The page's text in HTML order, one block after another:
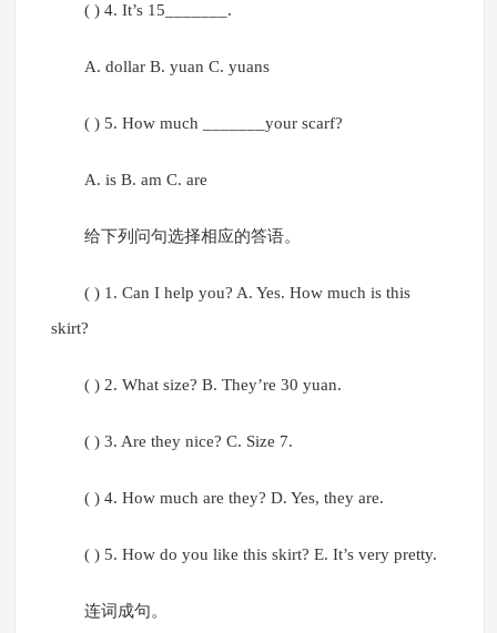
( ) 4. It’s 15_______.
A. dollar B. yuan C. yuans
( ) 5. How much _______your scarf?
A. is B. am C. are
给下列问句选择相应的答语。
( ) 1. Can I help you? A. Yes. How much is this
skirt?
( ) 2. What size? B. They’re 30 yuan.
( ) 3. Are they nice? C. Size 7.
( ) 4. How much are they? D. Yes, they are.
( ) 5. How do you like this skirt? E. It’s very pretty.
连词成句。